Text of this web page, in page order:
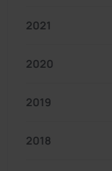
2021
2020
2019
2018